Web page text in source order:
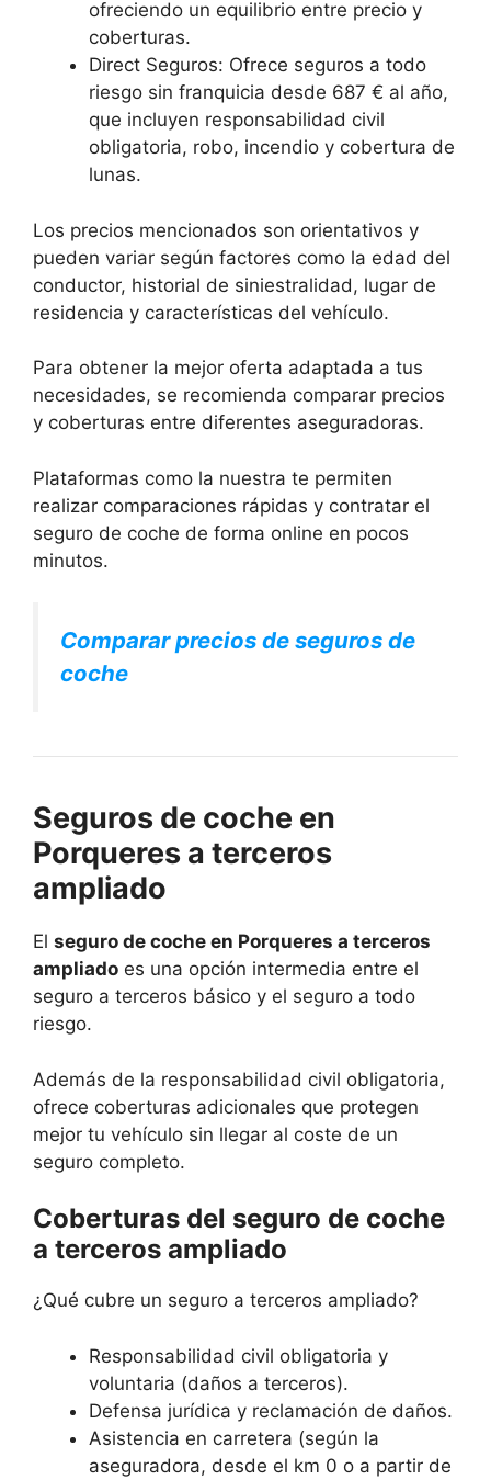
ofreciendo un equilibrio entre precio y
coberturas.
Direct Seguros: Ofrece seguros a todo
riesgo sin franquicia desde 687 € al año,
que incluyen responsabilidad civil
obligatoria, robo, incendio y cobertura de
lunas.
Los precios mencionados son orientativos y
pueden variar según factores como la edad del
conductor, historial de siniestralidad, lugar de
residencia y características del vehículo.
Para obtener la mejor oferta adaptada a tus
necesidades, se recomienda comparar precios
y coberturas entre diferentes aseguradoras.
Plataformas como la nuestra te permiten
realizar comparaciones rápidas y contratar el
seguro de coche de forma online en pocos
minutos.
Comparar precios de seguros de
coche
Seguros de coche en
Porqueres a terceros
ampliado
El seguro de coche en Porqueres a terceros
ampliado es una opción intermedia entre el
seguro a terceros básico y el seguro a todo
riesgo.
Además de la responsabilidad civil obligatoria,
ofrece coberturas adicionales que protegen
mejor tu vehículo sin llegar al coste de un
seguro completo.
Coberturas del seguro de coche
a terceros ampliado
¿Qué cubre un seguro a terceros ampliado?
Responsabilidad civil obligatoria y
voluntaria (daños a terceros).
Defensa jurídica y reclamación de daños.
Asistencia en carretera (según la
aseguradora, desde el km 0 o a partir de